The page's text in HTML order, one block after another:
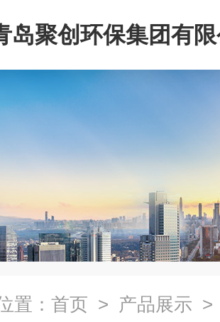
岛聚创环保集团有
置： 首页 > 产品展示